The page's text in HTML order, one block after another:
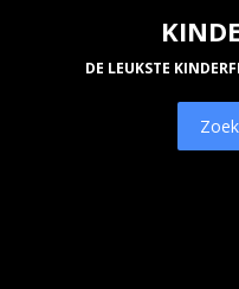
DE LEUKSTE